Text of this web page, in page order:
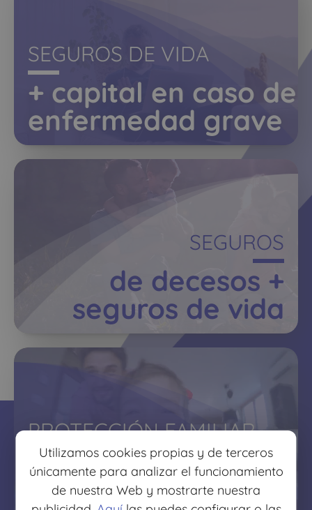
Utilizamos cookies propias y de terceros
únicamente para analizar el funcionamiento
de nuestra Web y mostrarte nuestra
SEGUROS DE VIDA
+ capital en caso de
enfermedad grave
SEGUROS
de decesos +
seguros de vida
PROTECCIÓN FAMILIAR
protege lo que más
quieres